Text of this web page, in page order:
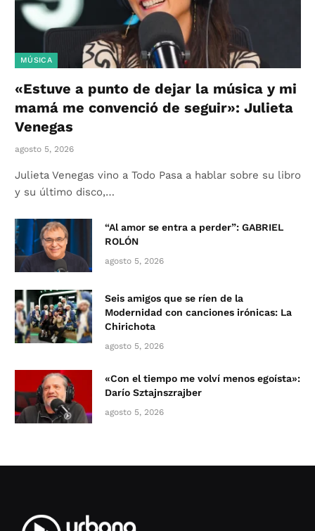
MÚSICA
«Estuve a punto de dejar la música y mi
mamá me convenció de seguir»: Julieta
Venegas
agosto 5, 2026
Julieta Venegas vino a Todo Pasa a hablar sobre su libro
y su último disco,…
“Al amor se entra a perder”: GABRIEL
ROLÓN
agosto 5, 2026
Seis amigos que se ríen de la
Modernidad con canciones irónicas: La
Chirichota
agosto 5, 2026
«Con el tiempo me volví menos egoísta»:
Darío Sztajnszrajber
agosto 5, 2026